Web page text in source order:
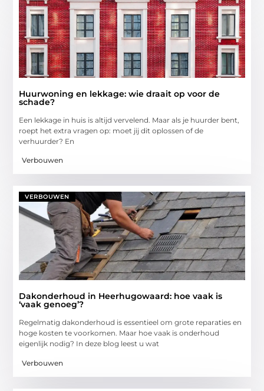
Huurwoning en lekkage: wie draait op voor de
schade?
Een lekkage in huis is altijd vervelend. Maar als je huurder bent,
roept het extra vragen op: moet jij dit oplossen of de
verhuurder? En
Verbouwen
VERBOUWEN
Dakonderhoud in Heerhugowaard: hoe vaak is
‘vaak genoeg’?
Regelmatig dakonderhoud is essentieel om grote reparaties en
hoge kosten te voorkomen. Maar hoe vaak is onderhoud
eigenlijk nodig? In deze blog leest u wat
Verbouwen